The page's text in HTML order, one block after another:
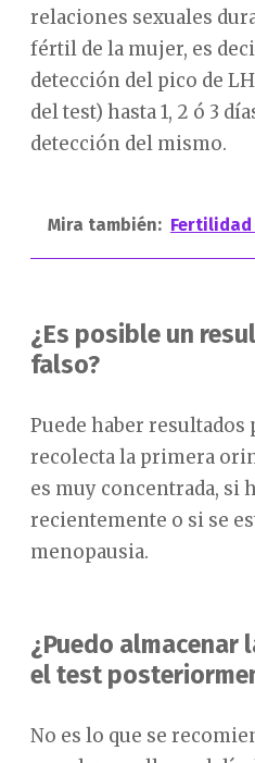
relaciones sexuales
fértil de la mujer, es
detección del pico de
del test) hasta 1, 2 ó 3
detección del mismo.
Mira también:
¿Es posible un
falso?
Puede haber
recolecta la primera
es muy concentrada, si
recientemente o si se
menopausia.
¿Puedo almacenar
el test
No es lo que se